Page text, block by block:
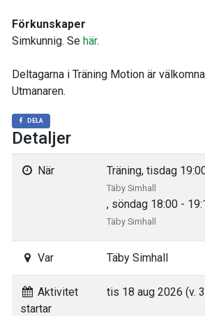
Förkunskaper
Simkunnig. Se här.
Deltagarna i Träning Motion är
Utmanaren.
DELA
Detaljer
När Träning, tisdag
Täby Simhall
, söndag 18:00 -
Täby Simhall
Var Täby Simhall
Aktivitet
startar
tis 18 aug 2026 (v.